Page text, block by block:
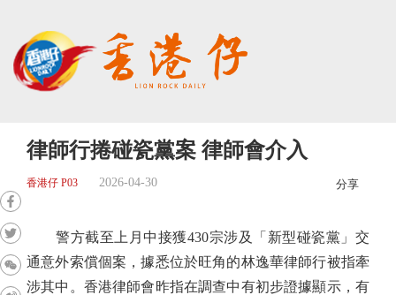
律師行捲碰瓷黨案 律師會介入
香港仔 P03 2026-04-30 分享
警方截至上月中接獲430宗涉及「新型碰瓷黨」交
通意外索償個案，據悉位於旺角的林逸華律師行被指牽
涉其中。香港律師會昨指在調查中有初步證據顯示，有